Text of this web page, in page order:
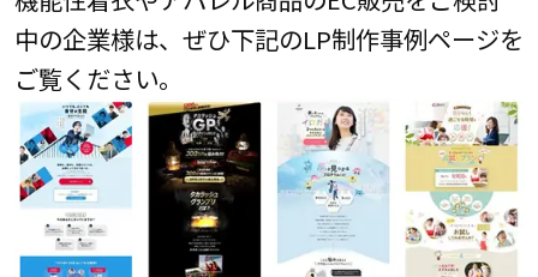
中の企業様は、ぜひ下記のLP制作事例ページを
ご覧ください。